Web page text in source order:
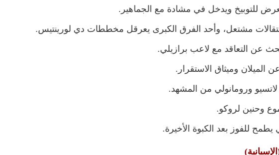
للتوبيخ ويدخل في مشادة مع الجماهير.
مشتعل، وأحد الفرق الكبرى يعرقل مخططات دي لورينتيس.
عن التعاقد مع لاعب برازيلي.
الميلان وميثاق الاستقرار.
ورومانولي من المشهد.
وحنين لروكو.
يطمح للفوز بعد الكبوة الأخيرة.